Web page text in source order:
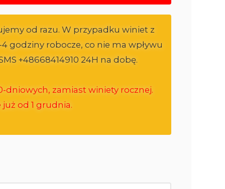
od razu. W przypadku winiet z
godziny robocze, co nie ma wpływu
+48668414910 24H na dobę.
dniowych, zamiast winiety rocznej.
od 1 grudnia.